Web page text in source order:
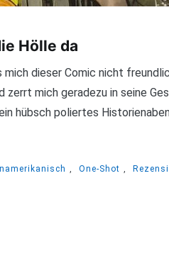
Hölle da
mich dieser Comic nicht
mich geradezu in seine
hübsch poliertes
, One-Shot ,